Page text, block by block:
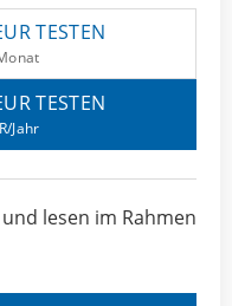
TESTEN
TESTEN
Jahr
lesen im Rahmen